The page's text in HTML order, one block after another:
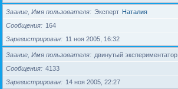
Звание, Имя пользователя Эксперт Наталия
Сообщения
164
Зарегистрирован
11 ноя 2005, 16:32
Звание, Имя пользователя двинутый экспериментатор
Сообщения
4133
Зарегистрирован
14 ноя 2005, 22:27